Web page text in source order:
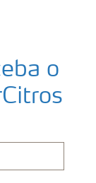
o